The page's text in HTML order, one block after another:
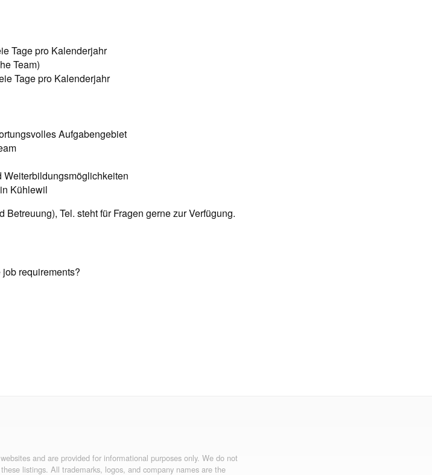
Tage pro Kalenderjahr
Team)
Tage pro Kalenderjahr
Aufgabengebiet
Kühlewil
Tel. steht für Fragen gerne zur Verfügung.
requirements?
and are provided for informational purposes only. We do not
listings. All trademarks, logos, and company names are the